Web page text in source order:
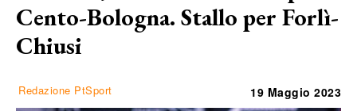
Cento-Bologna. Stallo per Forlì-
Chiusi
Redazione PtSport 19 Maggio 2023